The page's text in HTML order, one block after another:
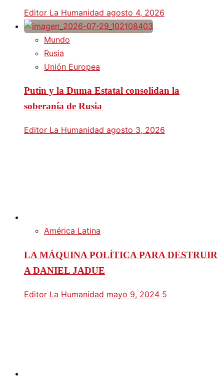
Editor La Humanidad agosto 4, 2026
Mundo
Rusia
Unión Europea
Putin y la Duma Estatal consolidan la
soberanía de Rusia
Editor La Humanidad agosto 3, 2026
América Latina
LA MÁQUINA POLÍTICA PARA DESTRUIR
A DANIEL JADUE
Editor La Humanidad mayo 9, 2024 5